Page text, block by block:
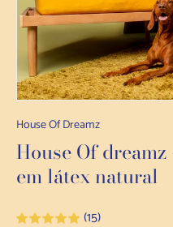
House Of Dreamz
House Of
em látex natural
(15)